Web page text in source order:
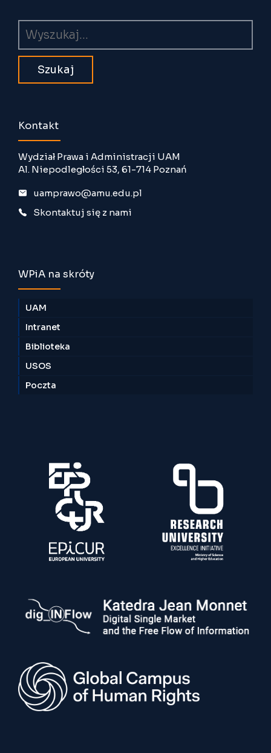
Wyszukiwarka
Kontakt
Wydział Prawa i Administracji UAM
Al. Niepodległości 53, 61-714 Poznań
uamprawo@amu.edu.pl
Skontaktuj się z nami
WPiA na skróty
UAM
Intranet
Biblioteka
USOS
Poczta